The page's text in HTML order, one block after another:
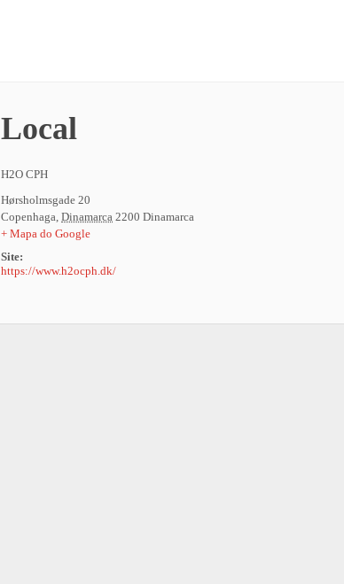
Local
H2O CPH
Hørsholmsgade 20
Copenhaga Dinamarca 2200 Dinamarca
+ Mapa do Google
Site:
https://www.h2ocph.dk/